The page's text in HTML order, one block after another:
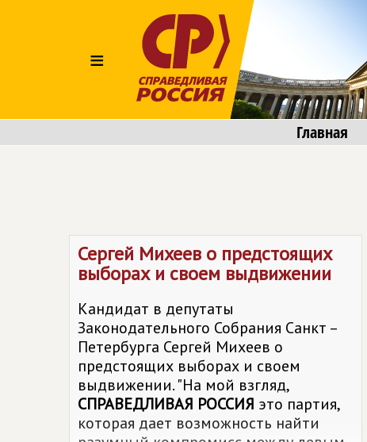
≡
Главная
Сергей Михеев о предстоящих
выборах и своем выдвижении
Кандидат в депутаты
Законодательного Собрания Санкт –
Петербурга Сергей Михеев о
предстоящих выборах и своем
выдвижении. "На мой взгляд,
СПРАВЕДЛИВАЯ РОССИЯ это партия,
которая дает возможность найти